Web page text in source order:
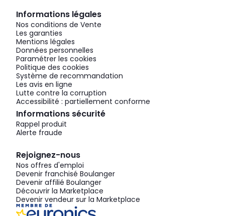
Informations légales
Nos conditions de Vente
Les garanties
Mentions légales
Données personnelles
Paramétrer les cookies
Politique des cookies
Système de recommandation
Les avis en ligne
Lutte contre la corruption
Accessibilité : partiellement conforme
Informations sécurité
Rappel produit
Alerte fraude
Rejoignez-nous
Nos offres d'emploi
Devenir franchisé Boulanger
Devenir affilié Boulanger
Découvrir la Marketplace
Devenir vendeur sur la Marketplace